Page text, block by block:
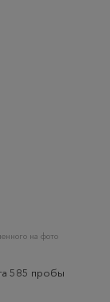
на фото
585 пробы